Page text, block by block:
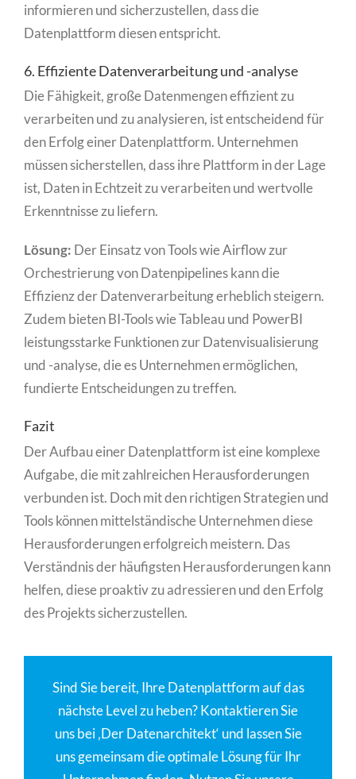
informieren und sicherzustellen, dass die
Datenplattform diesen entspricht.
6. Effiziente Datenverarbeitung und -analyse
Die Fähigkeit, große Datenmengen effizient zu
verarbeiten und zu analysieren, ist entscheidend für
den Erfolg einer Datenplattform. Unternehmen
müssen sicherstellen, dass ihre Plattform in der Lage
ist, Daten in Echtzeit zu verarbeiten und wertvolle
Erkenntnisse zu liefern.
Lösung: Der Einsatz von Tools wie Airflow zur
Orchestrierung von Datenpipelines kann die
Effizienz der Datenverarbeitung erheblich steigern.
Zudem bieten BI-Tools wie Tableau und PowerBI
leistungsstarke Funktionen zur Datenvisualisierung
und -analyse, die es Unternehmen ermöglichen,
fundierte Entscheidungen zu treffen.
Fazit
Der Aufbau einer Datenplattform ist eine komplexe
Aufgabe, die mit zahlreichen Herausforderungen
verbunden ist. Doch mit den richtigen Strategien und
Tools können mittelständische Unternehmen diese
Herausforderungen erfolgreich meistern. Das
Verständnis der häufigsten Herausforderungen kann
helfen, diese proaktiv zu adressieren und den Erfolg
des Projekts sicherzustellen.
Sind Sie bereit, Ihre Datenplattform auf das
nächste Level zu heben? Kontaktieren Sie
uns bei ‚Der Datenarchitekt‘ und lassen Sie
uns gemeinsam die optimale Lösung für Ihr